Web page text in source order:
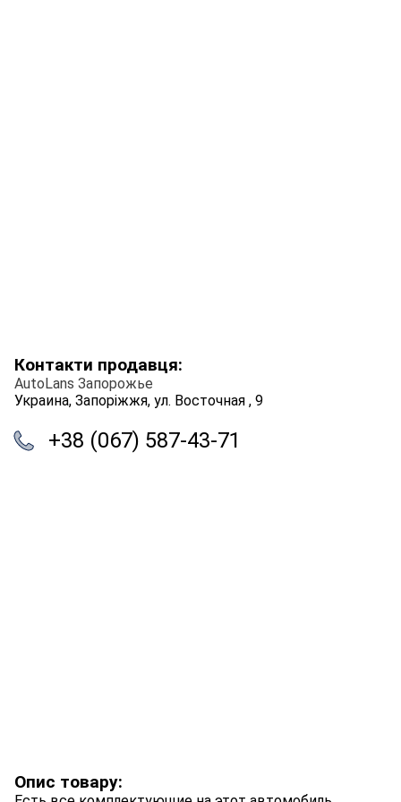
Контакти продавця:
AutoLans Запорожье
Украина, Запоріжжя, ул. Восточная , 9
+38 (067) 587-43-71
Опис товару: